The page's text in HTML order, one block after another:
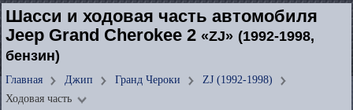
Шасси и ходовая часть автомобиля
Jeep Grand Cherokee 2 «ZJ» (1992-1998,
бензин)
Главная Джип Гранд Чероки
ZJ (1992-1998)
Ходовая часть